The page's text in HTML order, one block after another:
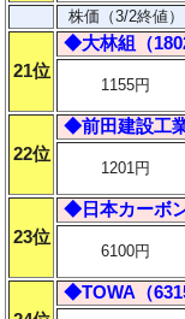
株価（3/2終値）
21位
◆大林組（
1155円
22位
◆前田建設工業
1201円
23位
◆日本カーボン
6100円
◆TOWA（